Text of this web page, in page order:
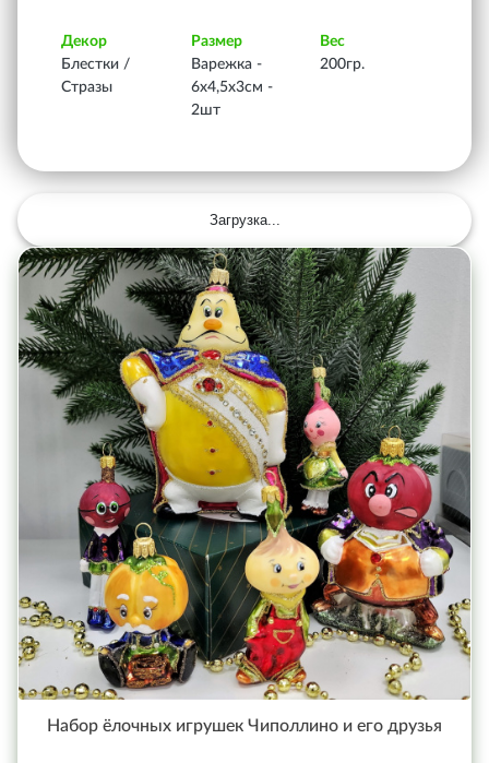
Декор
Блестки /
Стразы
Размер
Варежка -
6х4,5х3см -
2шт
Вес
200гр.
Загрузка...
Набор ёлочных игрушек Чиполлино и его друзья